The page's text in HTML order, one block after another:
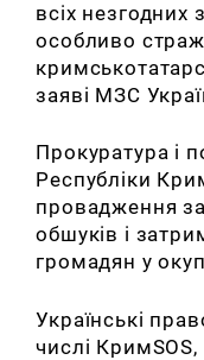
всіх незгодних
особливо
заяві МЗС
Прокуратура і
Республіки
провадження
обшуків і
громадян у
Українські
числі КримSOS,